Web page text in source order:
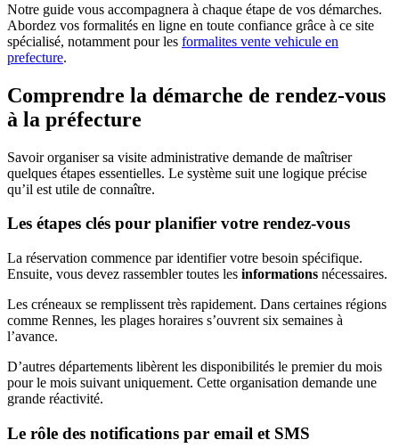
Notre guide vous accompagnera à chaque étape de vos démarches.
Abordez vos formalités en ligne en toute confiance grâce à ce site
spécialisé, notamment pour les formalites vente vehicule en
prefecture.
Comprendre la démarche de rendez-vous
à la préfecture
Savoir organiser sa visite administrative demande de maîtriser
quelques étapes essentielles. Le système suit une logique précise
qu’il est utile de connaître.
Les étapes clés pour planifier votre rendez-vous
La réservation commence par identifier votre besoin spécifique.
Ensuite, vous devez rassembler toutes les informations nécessaires.
Les créneaux se remplissent très rapidement. Dans certaines régions
comme Rennes, les plages horaires s’ouvrent six semaines à
l’avance.
D’autres départements libèrent les disponibilités le premier du mois
pour le mois suivant uniquement. Cette organisation demande une
grande réactivité.
Le rôle des notifications par email et SMS